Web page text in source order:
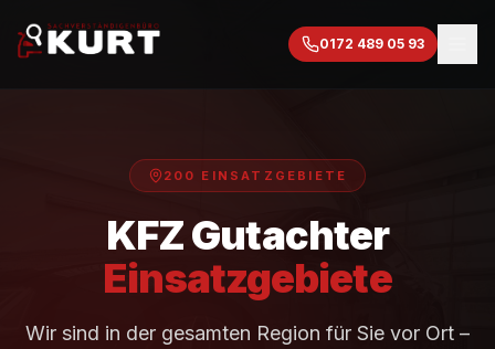
0172 489 05 93
200 EINSATZGEBIETE
KFZ Gutachter
Einsatzgebiete
Wir sind in der gesamten Region für Sie vor Ort –